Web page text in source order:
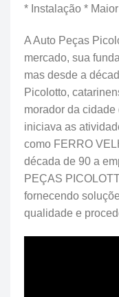
* Instalação *
A Auto Peças
mercado, sua
mas desde a
Picolotto,
morador da
iniciava as
como FERRO
década de 90 a
PEÇAS
fornecendo
qualidade e